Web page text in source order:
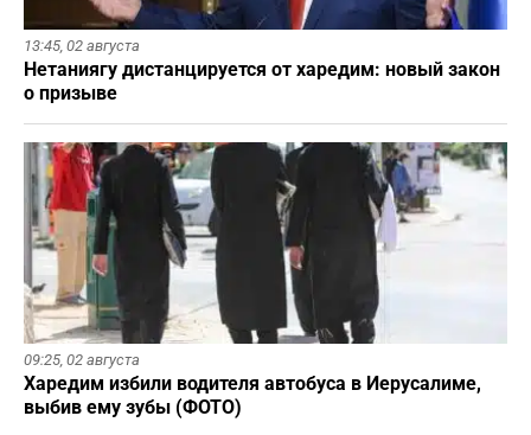
13:45, 02 августа
Нетаниягу дистанцируется от харедим: новый закон
о призыве
09:25, 02 августа
Харедим избили водителя автобуса в Иерусалиме,
выбив ему зубы (ФОТО)